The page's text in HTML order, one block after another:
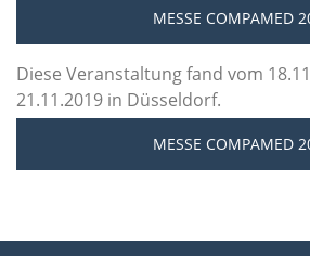
MESSE COMPAMED
Diese Veranstaltung fand vom
21.11.2019 in Düsseldorf.
MESSE COMPAMED